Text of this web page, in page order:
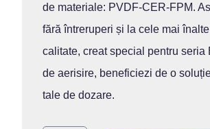
de materiale: PVDF-CER-FPM.
fără întreruperi și la cele mai
calitate, creat special pentru
de aerisire, beneficiezi de o
tale de dozare.